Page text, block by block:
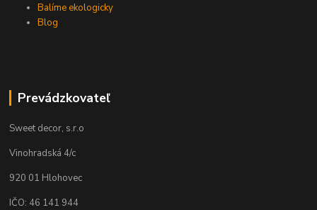
Balíme ekologicky
Blog
Prevádzkovateľ
Sweet decor, s.r.o
Vinohradská 4/c
920 01 Hlohovec
IČO: 46 141 944